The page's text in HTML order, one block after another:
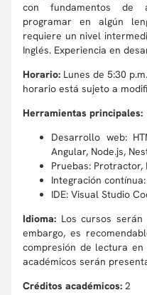
con fundamentos de
programar en algún
requiere un nivel
Inglés. Experiencia en
Horario: Lunes de 5:30
horario está sujeto a
Herramientas principales:
Desarrollo web:
Angular, Node.js,
Pruebas:
Integración
IDE: Visual Studio
Idioma: Los cursos serán
embargo, es
compresión de lectura en
académicos serán
Créditos académicos: 2